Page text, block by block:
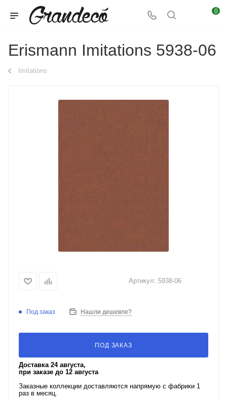
0
Erismann Imitations 5938-06
Imitations
Артикул: 5938-06
Под заказ Нашли дешевле?
ПОД ЗАКАЗ
Доставка 24 августа,
при заказе до 12 августа
Заказные коллекции доставляются напрямую с фабрики 1
раз в месяц.